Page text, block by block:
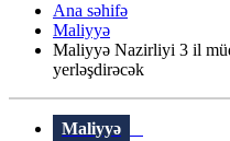
Ana səhifə
Maliyyə
Maliyyə Nazirliyi 3 il
yerləşdirəcək
Maliyyə